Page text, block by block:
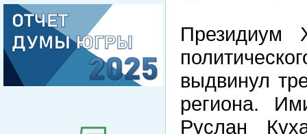
Президиум
выдвинул
региона.
Руслан